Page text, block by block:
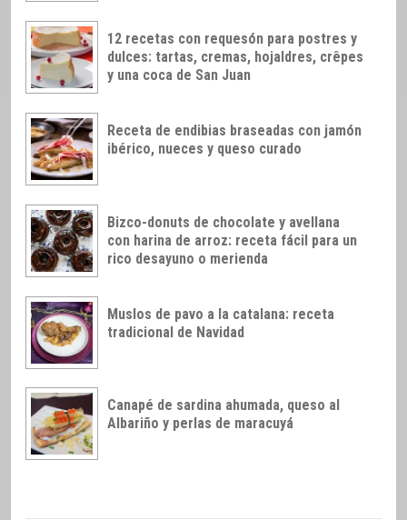
12 recetas con requesón para postres y
dulces: tartas, cremas, hojaldres, crêpes
y una coca de San Juan
Receta de endibias braseadas con jamón
ibérico, nueces y queso curado
Bizco-donuts de chocolate y avellana
con harina de arroz: receta fácil para un
rico desayuno o merienda
Muslos de pavo a la catalana: receta
tradicional de Navidad
Canapé de sardina ahumada, queso al
Albariño y perlas de maracuyá